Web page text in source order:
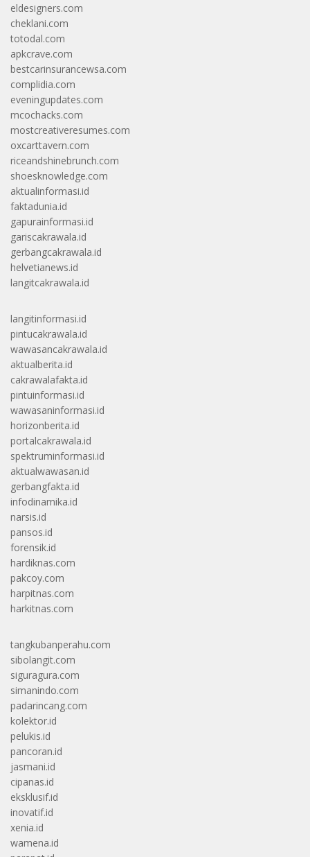
eldesigners.com
cheklani.com
totodal.com
apkcrave.com
bestcarinsurancewsa.com
complidia.com
eveningupdates.com
mcochacks.com
mostcreativeresumes.com
oxcarttavern.com
riceandshinebrunch.com
shoesknowledge.com
aktualinformasi.id
faktadunia.id
gapurainformasi.id
gariscakrawala.id
gerbangcakrawala.id
helvetianews.id
langitcakrawala.id
langitinformasi.id
pintucakrawala.id
wawasancakrawala.id
aktualberita.id
cakrawalafakta.id
pintuinformasi.id
wawasaninformasi.id
horizonberita.id
portalcakrawala.id
spektruminformasi.id
aktualwawasan.id
gerbangfakta.id
infodinamika.id
narsis.id
pansos.id
forensik.id
hardiknas.com
pakcoy.com
harpitnas.com
harkitnas.com
tangkubanperahu.com
sibolangit.com
siguragura.com
simanindo.com
padarincang.com
kolektor.id
pelukis.id
pancoran.id
jasmani.id
cipanas.id
eksklusif.id
inovatif.id
xenia.id
wamena.id